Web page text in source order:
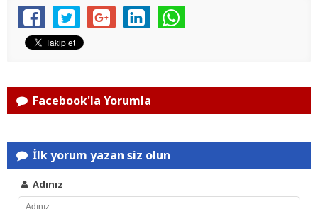
Facebook'la Yorumla
İlk yorum yazan siz olun
Adınız